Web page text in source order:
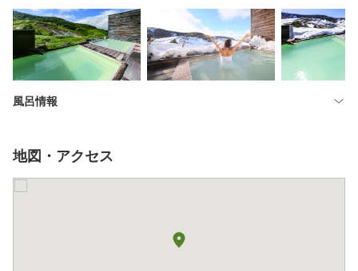
風呂情報
地図・アクセス